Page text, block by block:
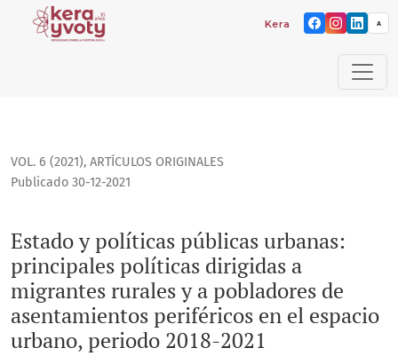
Kera yvoty: reflexiones
A
Estado y políticas públicas urbanas: principales políticas
VOL. 6 (2021), ARTÍCULOS ORIGINALES
Estado y políticas públicas urbanas:
principales políticas dirigidas a
migrantes rurales y a pobladores de
asentamientos periféricos en el espacio
urbano, periodo 2018-2021
Publicado 30-12-2021